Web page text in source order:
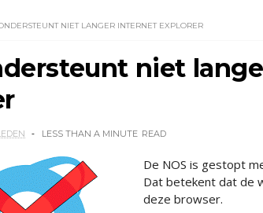
NIET LANGER INTERNET EXPLORER
niet
LESS THAN A MINUTE READ
De NOS is gestopt
Dat betekent dat de
deze browser.